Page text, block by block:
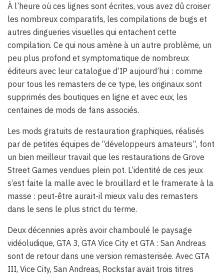
À l’heure où ces lignes sont écrites, vous avez dû croiser
les nombreux comparatifs, les compilations de bugs et
autres dingueries visuelles qui entachent cette
compilation. Ce qui nous amène à un autre problème, un
peu plus profond et symptomatique de nombreux
éditeurs avec leur catalogue d’IP aujourd’hui : comme
pour tous les remasters de ce type, les originaux sont
supprimés des boutiques en ligne et avec eux, les
centaines de mods de fans associés.
Les mods gratuits de restauration graphiques, réalisés
par de petites équipes de “développeurs amateurs”, font
un bien meilleur travail que les restaurations de Grove
Street Games vendues plein pot. L’identité de ces jeux
s’est faite la malle avec le brouillard et le framerate à la
masse : peut-être aurait-il mieux valu des remasters
dans le sens le plus strict du terme.
Deux décennies après avoir chamboulé le paysage
vidéoludique, GTA 3, GTA Vice City et GTA : San Andreas
sont de retour dans une version remasterisée. Avec GTA
III, Vice City, San Andreas, Rockstar avait trois titres